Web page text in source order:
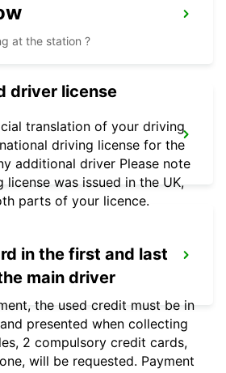
at the station ?
driver license
translation of your driving
driving license for the
additional driver Please note
was issued in the UK,
parts of your licence.
in the first and last
main driver
the used credit must be in
presented when collecting
2 compulsory credit cards,
will be requested. Payment